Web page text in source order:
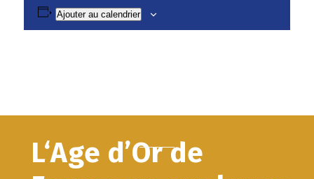
Ajouter au calendrier
L‘Age d’Or de